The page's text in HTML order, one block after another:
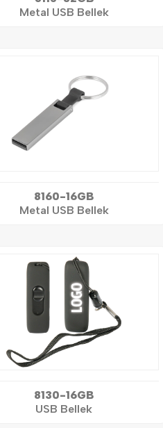
Metal USB Bellek
8160-16GB
Metal USB Bellek
8130-16GB
USB Bellek